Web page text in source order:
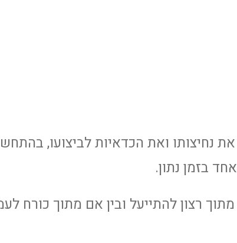
נחיצותו ואת הכדאיות לביצועו,
בזמן נתון.
רצון להתייעל ובין אם מתוך כורח